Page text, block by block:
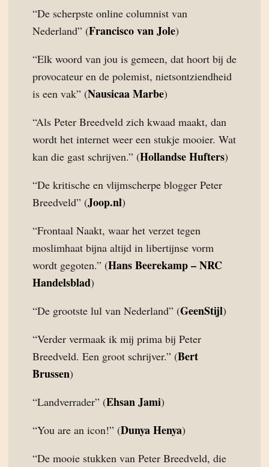
“De scherpste online columnist van
Nederland” (Francisco van Jole)
“Elk woord van jou is gemeen, dat hoort bij de
provocateur en de polemist, nietsontziendheid
is een vak” (Nausicaa Marbe)
“Als Peter Breedveld zich kwaad maakt, dan
wordt het internet weer een stukje mooier. Wat
kan die gast schrijven.” (Hollandse Hufters)
“De kritische en vlijmscherpe blogger Peter
Breedveld” (Joop.nl)
“Frontaal Naakt, waar het verzet tegen
moslimhaat bijna altijd in libertijnse vorm
wordt gegoten.” (Hans Beerekamp – NRC
Handelsblad)
“De grootste lul van Nederland” (GeenStijl)
“Verder vermaak ik mij prima bij Peter
Breedveld. Een groot schrijver.” (Bert
Brussen)
“Landverrader” (Ehsan Jami)
“You are an icon!” (Dunya Henya)
“De mooie stukken van Peter Breedveld, die